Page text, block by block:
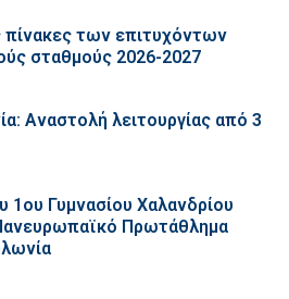
των επιτυχόντων
σταθμούς 2026-2027
Αναστολή λειτουργίας από 3
1ου Γυμνασίου Χαλανδρίου
Πρωτάθλημα